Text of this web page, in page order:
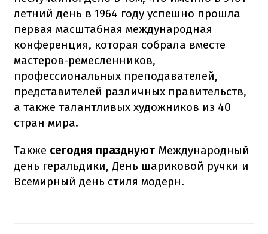
летний день в 1964 году успешно прошла
первая масштабная международная
конференция, которая собрала вместе
мастеров-ремесленников,
профессиональных преподавателей,
представителей различных правительств,
а также талантливых художников из 40
стран мира.
Также сегодня празднуют Международный
день геральдики, День шариковой ручки и
Всемирный день стиля модерн.